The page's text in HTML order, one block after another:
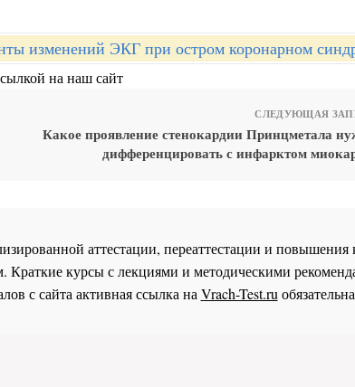
изменений ЭКГ при остром коронарном
на наш сайт
СЛЕДУЮЩАЯ
Какое проявление стенокардии Принцметала
дифференцировать с инфарктом
аттестации, переаттестации и
курсы с лекциями и методическими
с сайта активная ссылка наVrach-Test.ru